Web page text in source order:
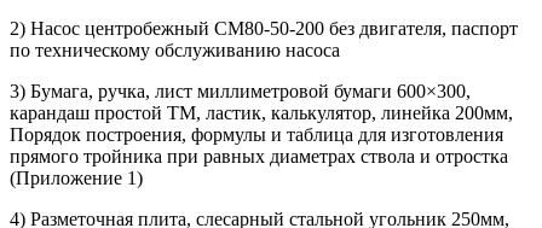
2) Насос центробежный СМ80-50-200 без двигателя, паспорт
по техническому обслуживанию насоса
3) Бумага, ручка, лист миллиметровой бумаги 600×300,
карандаш простой ТМ, ластик, калькулятор, линейка 200мм,
Порядок построения, формулы и таблица для изготовления
прямого тройника при равных диаметрах ствола и отростка
(Приложение 1)
4) Разметочная плита, слесарный стальной угольник 250мм,